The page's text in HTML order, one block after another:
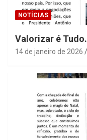
NOTÍCIAS
Valorizar é Tudo.
14 de janeiro de 2026